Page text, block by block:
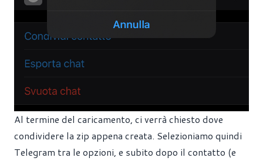
Al termine del caricamento, ci verrà chiesto dove
condividere la zip appena creata. Selezioniamo quindi
Telegram tra le opzioni, e subito dopo il contatto (e